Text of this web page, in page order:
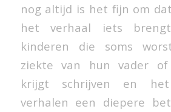
nog altijd is het fijn om
het verhaal iets
kinderen die soms
ziekte van hun vader of
krijgt schrijven en
verhalen een diepere